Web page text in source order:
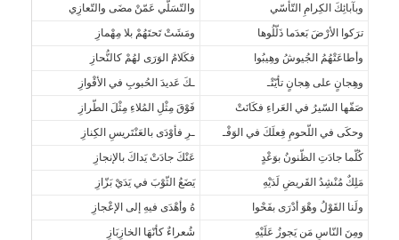
وبآبائِكَ الكِرامِ التّأسّي
والتّسَلّي عَمّنْ مضَى والتّعازِي
ترَكوا الأرْضَ بَعدَما ذَلّلُوها
ومَشَتْ تَحتَهُمْ بلا مِهْمازِ
وأطاعَتْهُمُ الجُيوشُ وهِيبُوا
فكَلامُ الوَرَى لهُمْ كالنُّحازِ
وهِجانٍ على هِجانٍ تأيّتْـ
ـكَ عَديدَ الحُبوبِ في الأقْوازِ
صَفّها السّيرُ في العَراءِ فكَانَتْ
فَوْقَ مِثْلِ المُلاءِ مِثْلَ الطّرازِ
وحكَى في اللّحومِ فِعلَكَ في الوَفْـ
ـرِ فأوْدَى بالعَنْتَريسِ الكِنازِ
كُلّما جادَتِ الظّنونُ بوَعْدٍ
عَنْكَ جادَتْ يَداكَ بالإنجازِ
مَلِكٌ مُنْشِدُ القَريضِ لَدَيْهِ
يَضَعُ الثّوْبَ في يَدَيْ بَزّازِ
ولَنا القَوْلُ وهْوَ أدْرَى بفَحْوا
هُ وأهْدَى فيهِ إلى الإعْجازِ
ومِنَ النّاسِ مَن يَجوزُ عَلَيْهِ
شُعراءٌ كأنّهَا الخازِبَازِ